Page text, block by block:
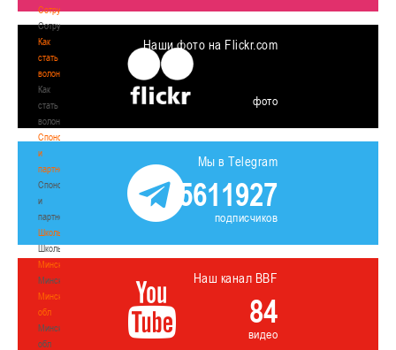
Сотрудничество
Сотрудничество
Как
стать
волонтером
Как
стать
волонтером
Спонсоры
и
партнеры
Спонсоры
и
партнеры
Школы
Школы
Минск
Минск
Минская
обл
Минская
обл
Наши фото на Flickr.com
фото
Мы в Telegram
5611927
подписчиков
Наш канал BBF
84
видео